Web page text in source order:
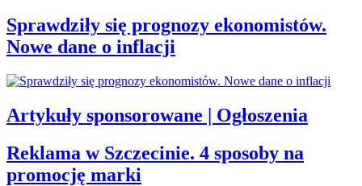
Sprawdziły się prognozy ekonomistów.
Nowe dane o inflacji
Artykuły sponsorowane | Ogłoszenia
Reklama w Szczecinie. 4 sposoby na
promocję marki